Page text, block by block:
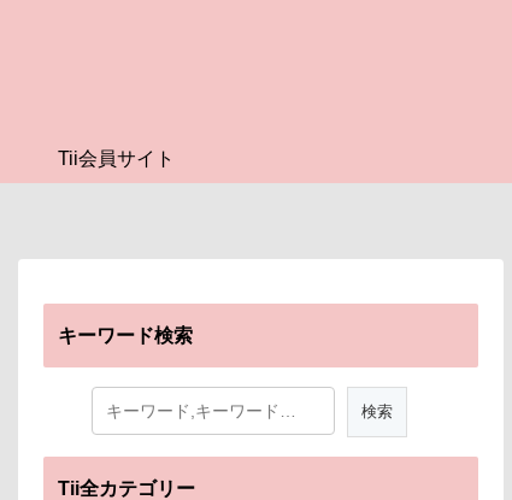
Tii会員サイト
キーワード検索
Tii全カテゴリー